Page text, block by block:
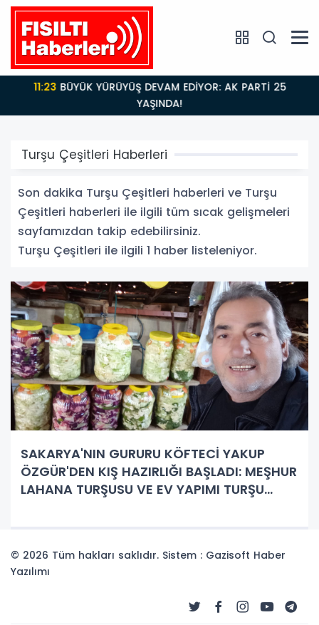
11:23
YAŞINDA!
Turşu Çeşitleri Haberleri
Son dakika Turşu Çeşitleri haberleri ve Turşu
Çeşitleri haberleri ile ilgili tüm sıcak gelişmeleri
sayfamızdan takip edebilirsiniz.
Turşu Çeşitleri ile ilgili 1 haber listeleniyor.
SAKARYA'NIN GURURU KÖFTECİ YAKUP
ÖZGÜR'DEN KIŞ HAZIRLIĞI BAŞLADI: MEŞHUR
LAHANA TURŞUSU VE EV YAPIMI TURŞU
© 2026 Tüm hakları saklıdır. Sistem : Gazisoft Haber
Yazılımı